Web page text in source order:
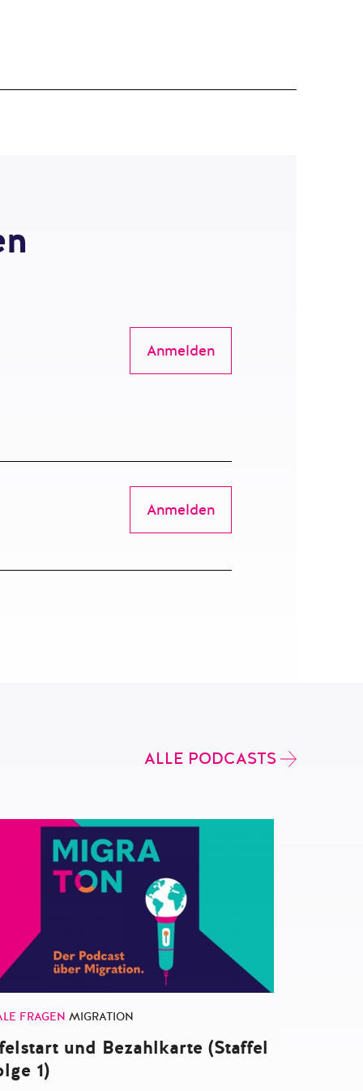
Anmelden
Anmelden
ALLE PODCASTS
FRAGEN MIGRATION
und Bezahlkarte (Staffel
1)